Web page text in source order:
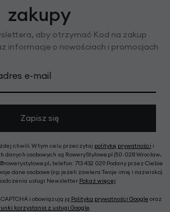
zakupy
aby otrzymać Kod na zakup
informacje o nowościach i promocjach
e-mail
Zapisz się
chwili. W tym celu przeczytaj politykę prywatności i
danych osobowych są RoweryStylowe.pl (50-028 Wrocław,
telefon: 713 432 029. Podany przez Ciebie
dane osobowe (np. jeżeli zawiera Twoje imię i nazwisko).
usługi Newsletter Pokaż więcej
i obowiązują ją Polityka prywatności Google oraz
korzystania z usługi Google.